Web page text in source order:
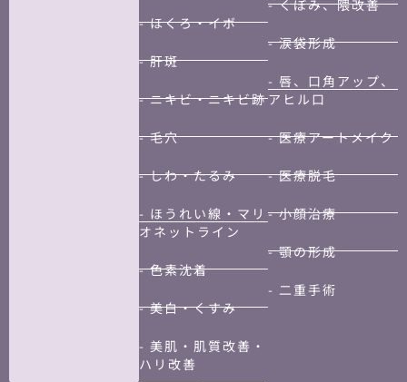
- ほくろ・イボ
- 肝斑
- ニキビ・ニキビ跡
- 毛穴
- しわ・たるみ
- ほうれい線・マリ
オネットライン
- 色素沈着
- 美白・くすみ
- 美肌・肌質改善・
ハリ改善
- くぼみ、隈改善
- 涙袋形成
- 唇、口角アップ、
アヒル口
- 医療アートメイク
- 医療脱毛
- 小顔治療
- 顎の形成
- 二重手術